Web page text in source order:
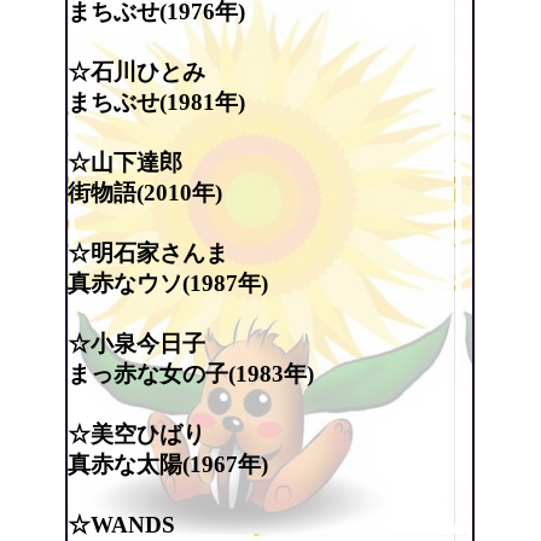
まちぶせ(1976年)
☆石川ひとみ
まちぶせ(1981年)
☆山下達郎
街物語(2010年)
☆明石家さんま
真赤なウソ(1987年)
☆小泉今日子
まっ赤な女の子(1983年)
☆美空ひばり
真赤な太陽(1967年)
☆WANDS